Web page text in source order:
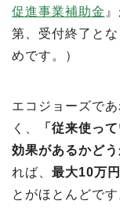
促進事業補助金
第、受付終了と
めです。）
エコジョーズで
く、
「従来使っ
効果があるかどう
れば、 最大10万
とがほとんどです